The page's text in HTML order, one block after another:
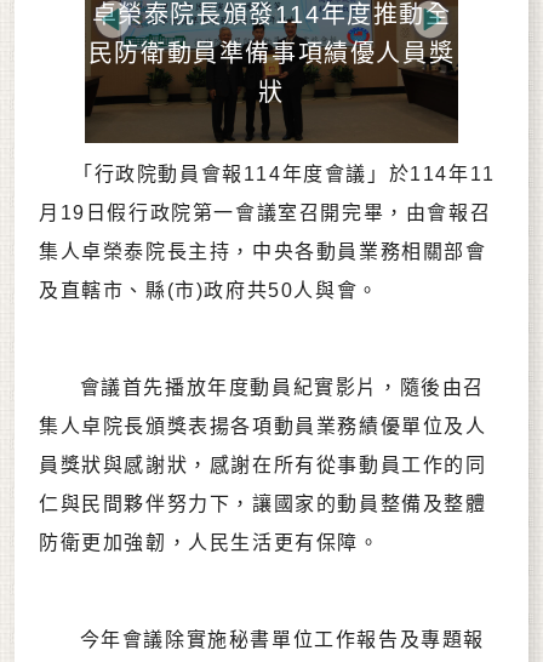
卓榮泰院長頒發114年度推動全
民防衛動員準備事項績優人員獎
狀
Previous Next
「行政院動員會報114年度會議」於114年11
月19日假行政院第一會議室召開完畢，由會報召
集人卓榮泰院長主持，中央各動員業務相關部會
及直轄市、縣(市)政府共50人與會。
會議首先播放年度動員紀實影片，隨後由召
集人卓院長頒獎表揚各項動員業務績優單位及人
員獎狀與感謝狀，感謝在所有從事動員工作的同
仁與民間夥伴努力下，讓國家的動員整備及整體
防衛更加強韌，人民生活更有保障。
今年會議除實施秘書單位工作報告及專題報